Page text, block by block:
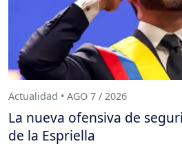
Actualidad • AGO 7 / 2026
La nueva ofensiva de
de la Espriella